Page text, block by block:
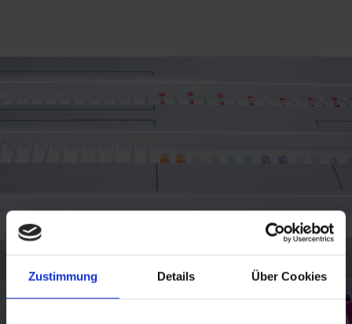
Zustimmung Details Über Cookies